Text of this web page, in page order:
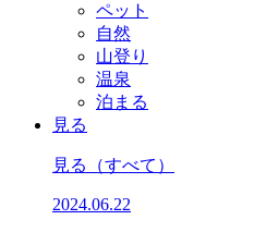
ペット
自然
山登り
温泉
泊まる
見る
見る （すべて）
2024.06.22